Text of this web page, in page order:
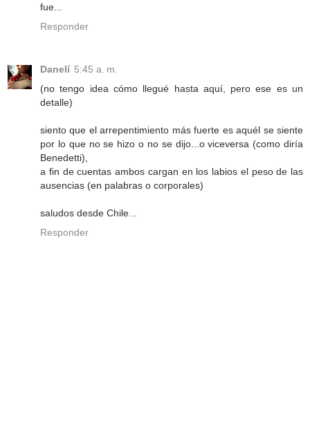
fue...
Responder
Danelí 5:45 a. m.
(no tengo idea cómo llegué hasta aquí, pero ese es un
detalle)
siento que el arrepentimiento más fuerte es aquél se siente
por lo que no se hizo o no se dijo...o viceversa (como diría
Benedetti),
a fin de cuentas ambos cargan en los labios el peso de las
ausencias (en palabras o corporales)
saludos desde Chile...
Responder